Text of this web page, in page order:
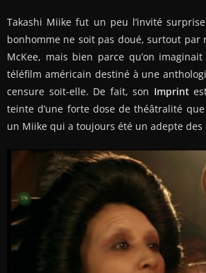
Takashi Miike fut un peu l’invité
bonhomme ne soit pas doué, surtout
McKee, mais bien parce qu’on
téléfilm américain destiné à une
censure soit-elle. De fait, son Imprint
teinte d’une forte dose de théâtralité
un Miike qui a toujours été un adepte